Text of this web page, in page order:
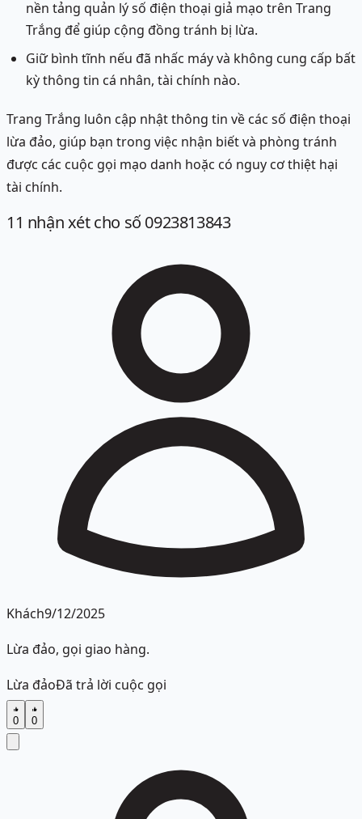
nền tảng quản lý số điện thoại giả mạo trên Trang
Trắng để giúp cộng đồng tránh bị lừa.
Giữ bình tĩnh nếu đã nhấc máy và không cung cấp bất
kỳ thông tin cá nhân, tài chính nào.
Trang Trắng luôn cập nhật thông tin về các số điện thoại
lừa đảo, giúp bạn trong việc nhận biết và phòng tránh
được các cuộc gọi mạo danh hoặc có nguy cơ thiệt hại
tài chính.
11 nhận xétcho số 0923813843
Khách9/12/2025
Lừa đảo, gọi giao hàng.
Lừa đảoĐã trả lời cuộc gọi
0 0